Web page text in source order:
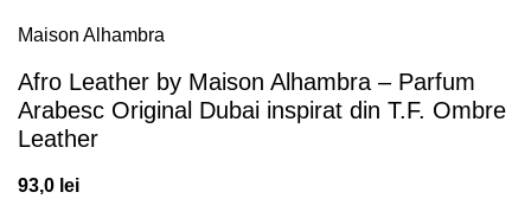
Maison Alhambra
Afro Leather by Maison Alhambra – Parfum
Arabesc Original Dubai inspirat din T.F. Ombre
Leather
93,0 lei